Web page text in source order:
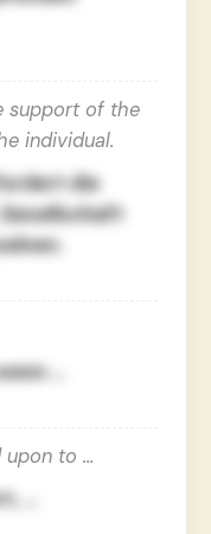
support of the
individual.
die
…
upon to …
…